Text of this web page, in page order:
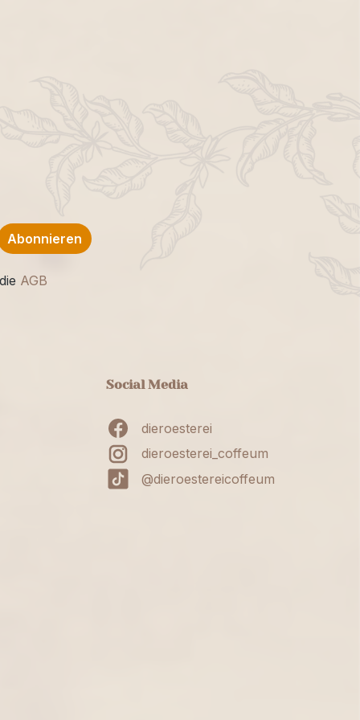
Abonnieren
AGB
Social Media
dieroesterei
dieroesterei_coffeum
@dieroestereicoffeum